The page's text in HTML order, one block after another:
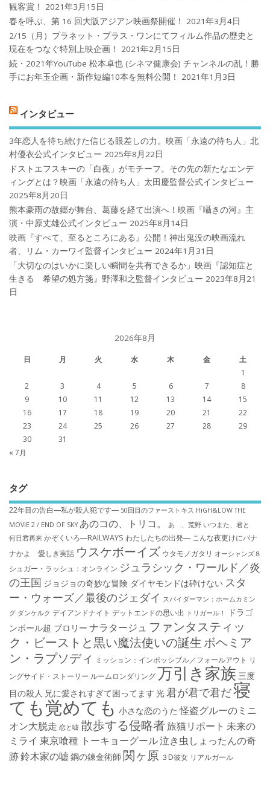
観客賞！
2021年3月15日
春を呼ぶ、第 16 回大阪アジアン映画祭開催！
2021年3月4日
2/15（月）プラネット・プラス・ワンにてフィルム作品の歴史と
現在をつなぐ特別上映企画！
2021年2月15日
続・2021年YouTube 松本卓也 (シネマ健康会) チャンネルの乱！勝
手にお年玉企画・新作短編10本を無料公開！
2021年1月3日
インタビュー
3年恋人を待ち続けた信じる眼差しの力。映画「永遠の待ち人」北
村優衣公式インタビュー 2025年8月22日
ドストエフスキーの「白夜」がモチーフ。その先の新たなエンデ
ィングとは？映画「永遠の待ち人」太田慶監督公式インタビュー
2025年8月20日
熊本豪雨の故郷が舞台、葛藤を経て出演へ！映画『囁きの河』主
演・中原丈雄公式インタビュー 2025年8月14日
映画『すべて、至るところにある』公開！神出鬼没の映画流れ
者、リム・カーワイ監督インタビュー 2024年1月31日
「大切なのはいかに楽しい瞬間を共有できるか」映画『認知症と
生きる 希望の処方箋』野澤和之監督インタビュー 2023年8月21
日
2026年8月
日 月 火 水 木 金
土
1
2
3 4 5 6 7
8
9
10 11 12 13 14
15
16
17 18 19 20 21
22
23
24 25 26 27 28
29
30
31
« 7月
タグ
22年目の告白―私が殺人犯です― 50回目のファーストキス HiGH&LOW THE
MOVIE 2 / END OF SKY あのコの、トリコ。 あゝ、荒野 いつまた、君と
何日君再来 かぞくいろ―RAILWAYS わたしたちの出発― こんな夜更けにバナ
ナかよ 愛しき実話 ウスケボーイズ ウタモノガタリ オーシャンズ８
シュガー・ラッシュ：オ​ンライン ジュラシック・ワールド／炎
の王国 ジョジョの奇妙な冒険 ダイヤモンドは砕けない スタ
ー・ウォーズ／最後のジェダイ スパイダーマン：ホームカミン
グ ダンケルク デイアンドナイト デットエンドの思い出 トリガール！
ドラゴ
ンボール超 ブロリー ナラタージュ ファンタスティッ
ク・ビーストと黒い魔法使いの誕生 ボヘミア
ン・ラプソディ ミッション：インポッシブル／フォールアウト リ
ングサイド・ストーリー ルームロンダリング万引き家族 三度
目の殺人 兄に愛されすぎて困ってます 光君が君で君だ寝
ても覚めても 小さな恋のうた 怪盗グルーのミニ
オン大脱走 恋と嘘 散歩する侵略者旅猫リポート 未来の
ミライ 東京喰種 トーキョーグール泣き虫しょったんの奇
跡鈴木家の嘘 鋼の錬金術師 関ヶ原 ３D彼女 リアルガール